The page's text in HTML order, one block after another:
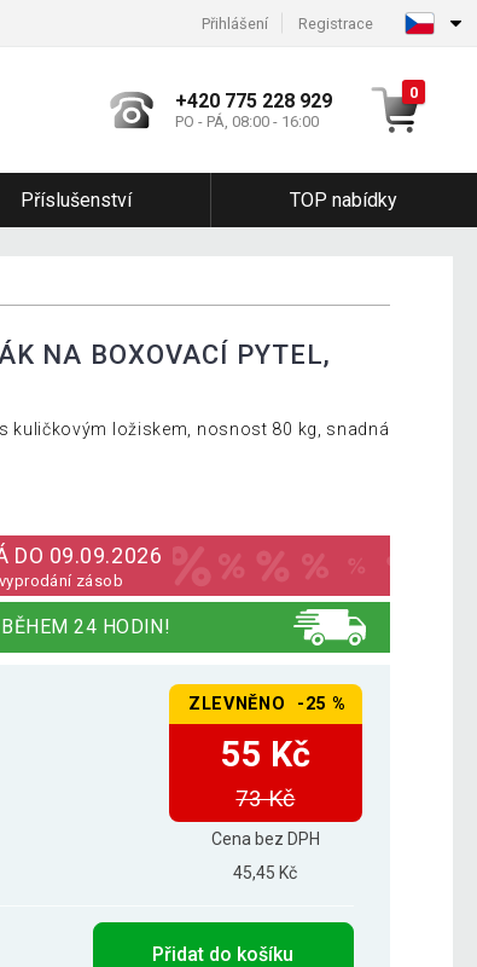
Přihlášení Registrace
+420 775 228 929
PO - PÁ, 08:00 - 16:00
0
Příslušenství TOP nabídky
NA BOXOVACÍ PYTEL,
kuličkovým ložiskem, nosnost 80 kg, snadná
DO 09.09.2026
zásob
24 HODIN!
ZLEVNĚNO -25 %
55 Kč
73 Kč
Cena bez DPH
45,45 Kč
Přidat do košíku